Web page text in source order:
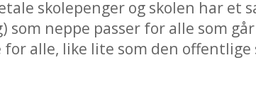
skolepenger og skolen har et
som neppe passer for alle som
for alle, like lite som den